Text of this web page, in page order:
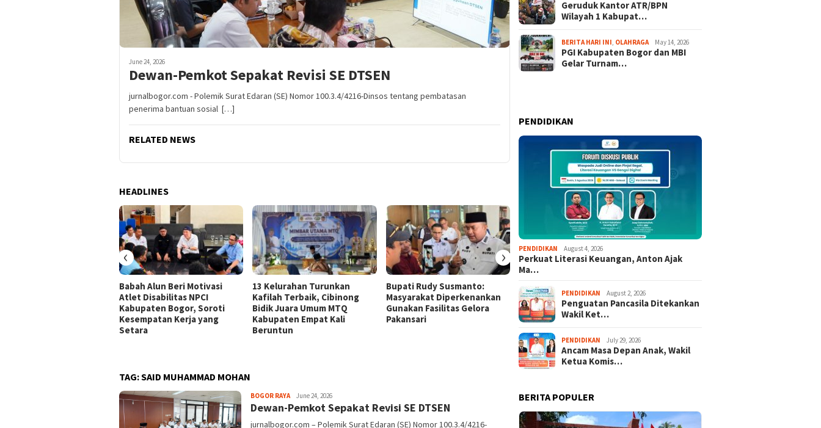
June 24, 2026
Dewan-Pemkot Sepakat Revisi SE DTSEN
jurnalbogor.com - Polemik Surat Edaran (SE) Nomor 100.3.4/4216-Dinsos tentang pembatasan
penerima bantuan sosial […]
RELATED NEWS
HEADLINES
Babah Alun Beri Motivasi
Atlet Disabilitas NPCI
Kabupaten Bogor, Soroti
Kesempatan Kerja yang
Setara
13 Kelurahan Turunkan
Kafilah Terbaik, Cibinong
Bidik Juara Umum MTQ
Kabupaten Empat Kali
Beruntun
Bupati Rudy Susmanto:
Masyarakat Diperkenankan
Gunakan Fasilitas Gelora
Pakansari
Bendera Merah Putih
Raksasa Terbentang Megah
di Stadion Pakansari
Panjat Tebing Terlibat
Pengibaran Merah Putih
‹ ›
TAG:SAID MUHAMMAD MOHAN
BOGOR RAYAAga
Alamanda
June 24, 2026
Dewan-Pemkot Sepakat Revisi SE DTSEN
jurnalbogor.com – Polemik Surat Edaran (SE) Nomor 100.3.4/4216-
Geruduk Kantor ATR/BPN
Wilayah 1 Kabupat…
BERITA HARI INI OLAHRAGA May 14, 2026
PGI Kabupaten Bogor dan MBI
Gelar Turnam…
PENDIDIKAN
PENDIDIKAN August 4, 2026
Perkuat Literasi Keuangan, Anton Ajak
Ma…
PENDIDIKAN August 2, 2026
Penguatan Pancasila Ditekankan
Wakil Ket…
PENDIDIKAN July 29, 2026
Ancam Masa Depan Anak, Wakil
Ketua Komis…
BERITA POPULER